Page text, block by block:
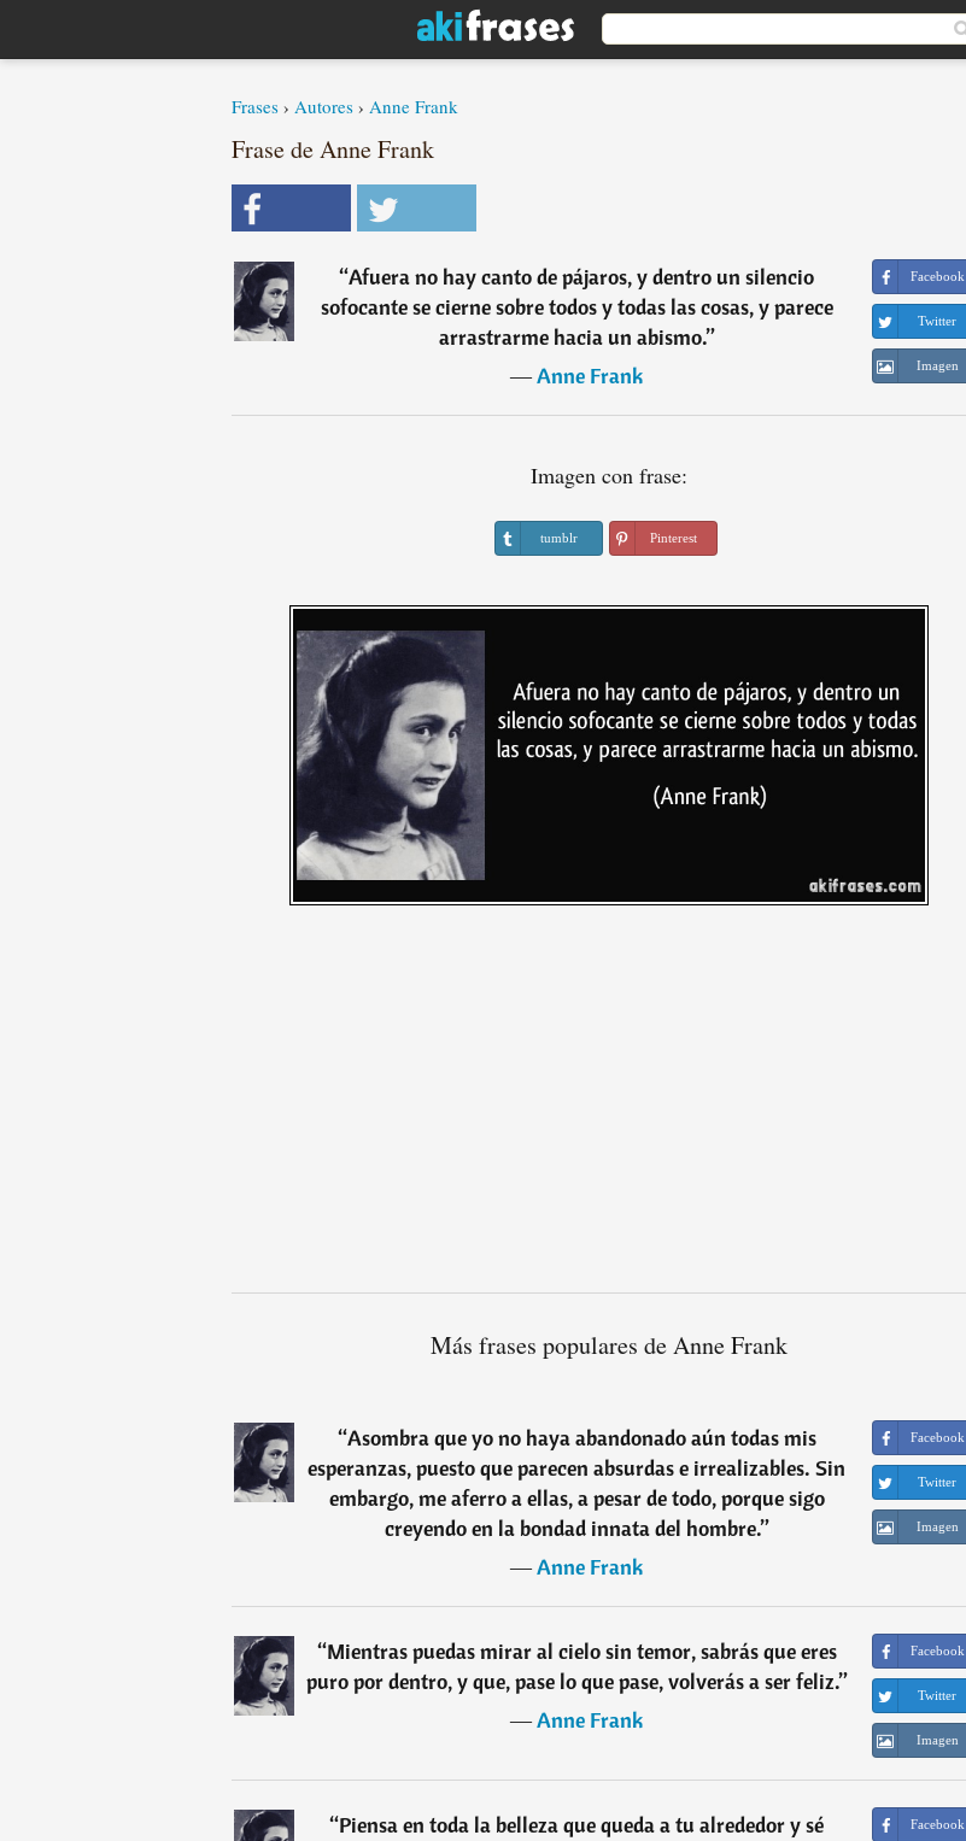
Frases › Autores › Anne Frank
Frase de Anne Frank
“Afuera no hay canto de pájaros, y dentro un silencio
sofocante se cierne sobre todos y todas las cosas, y parece
arrastrarme hacia un abismo.”
―Anne Frank
Facebook
Twitter
Imagen
Imagen con frase:
tumblr Pinterest
Más frases populares de Anne Frank
“Asombra que yo no haya abandonado aún todas mis
esperanzas, puesto que parecen absurdas e irrealizables. Sin
embargo, me aferro a ellas, a pesar de todo, porque sigo
creyendo en la bondad innata del hombre.”
―Anne Frank
Facebook
Twitter
Imagen
“Mientras puedas mirar al cielo sin temor, sabrás que eres
puro por dentro, y que, pase lo que pase, volverás a ser feliz.”
―Anne Frank
Facebook
Twitter
Imagen
“Piensa en toda la belleza que queda a tu alrededor y sé
Facebook